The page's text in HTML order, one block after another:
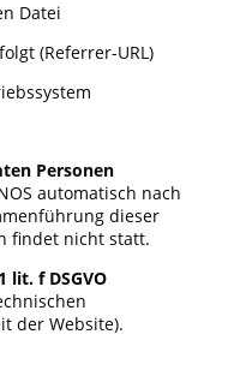
Datei
(Referrer-URL)
Personen
automatisch nach
dieser
findet nicht statt.
lit. f DSGVO
der Website).